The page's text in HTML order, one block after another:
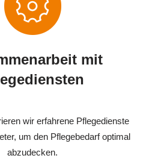
mit
wir erfahrene Pflegedienste
um den Pflegebedarf optimal
abzudecken.